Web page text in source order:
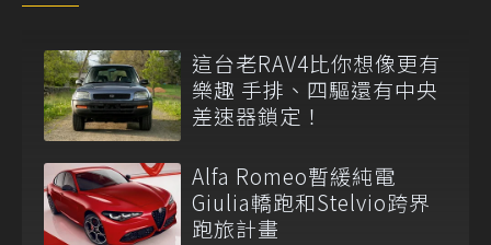
這台老RAV4比你想像更有
樂趣 手排、四驅還有中央
差速器鎖定！
Alfa Romeo暫緩純電
Giulia轎跑和Stelvio跨界
跑旅計畫